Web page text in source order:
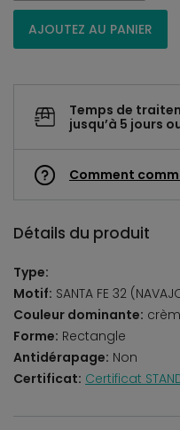
AJOUTEZ AU PANIER
Temps de
jusqu’à 5 jours
Comment
Détails du produit
Type:
Motif: SANTA FE 32
Couleur dominante:
Forme: Rectangle
Antidérapage: Non
Certificat: Certificat